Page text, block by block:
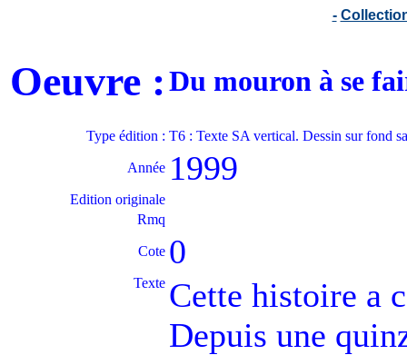
-
Oeuvre :Du mouron à se
Type édition : T6 : Texte SA vertical. Dessin sur fond
Année 1999
Edition originale
Rmq
Cote 0
Texte Cette histoire a
Depuis une